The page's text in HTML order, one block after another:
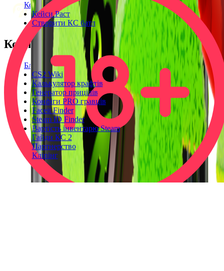
Кейси КС2
Кейси Раст
Створити КС батл
Корисне
Блог
CS2 Wiki
Калькулятор крафтів
Генератор прицілів
Конфіги PRO гравців
Faceit Finder
Steam ID Finder
Вартість інвентарю Steam
Гайди КС 2
Партнерство
Кліпінг